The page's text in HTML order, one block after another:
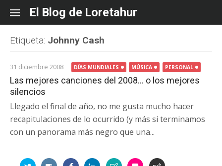
content
El Blog de Loretahur
Etiqueta: Johnny Cash
31 diciembre 2008 DÍAS MUNDIALES MÚSICA PERSONAL
Las mejores canciones del 2008… o los mejores
silencios
Llegado el final de año, no me gusta mucho hacer
recapitulaciones de lo ocurrido (y más si terminamos
con un panorama más negro que una...